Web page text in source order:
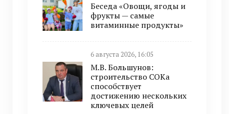
Беседа «Овощи, ягоды и
фрукты — самые
витаминные продукты»
6 августа 2026, 16:05
М.В. Большунов:
строительство СОКа
способствует
достижению нескольких
ключевых целей